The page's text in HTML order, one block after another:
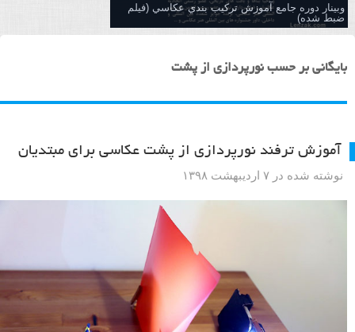
وبینار دوره جامع آموزش تركيب بندي عكاسي (فیلم
ضبط شده)
بایگانی بر حسب نورپردازی از پشت
آموزش ترفند نورپردازی از پشت عکاسی برای مبتدیان
نوشته شده در ۷ اردیبهشت ۱۳۹۸